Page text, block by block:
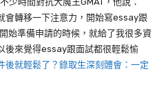
會轉移一下注意力，開始寫essay跟
始準備申請的時候，就給了我很多資
後來覺得essay跟面試都很輕鬆愉
後就輕鬆了？錄取生深刻體會：一定